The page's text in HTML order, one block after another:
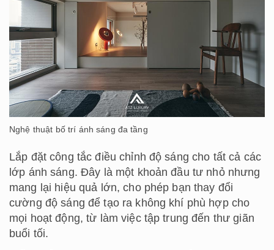
Nghệ thuật bố trí ánh sáng đa tầng
Lắp đặt công tắc điều chỉnh độ sáng cho tất cả các
lớp ánh sáng. Đây là một khoản đầu tư nhỏ nhưng
mang lại hiệu quả lớn, cho phép bạn thay đổi
cường độ sáng để tạo ra không khí phù hợp cho
mọi hoạt động, từ làm việc tập trung đến thư giãn
buổi tối.